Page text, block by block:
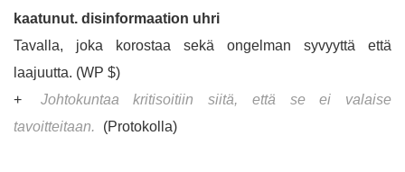
kaatunut. disinformaation uhri
Tavalla, joka korostaa sekä ongelman syvyyttä että
laajuutta. (WP $)
+
Johtokuntaa kritisoitiin siitä, että se ei valaise
tavoitteitaan.
(Protokolla)